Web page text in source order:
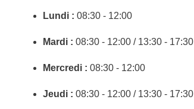
Lundi : 08:30 - 12:00
Mardi : 08:30 - 12:00 / 13:30 - 17:30
Mercredi : 08:30 - 12:00
Jeudi : 08:30 - 12:00 / 13:30 - 17:30